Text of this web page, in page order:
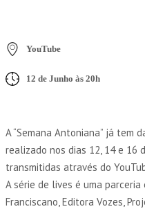
YouTube
12 de Junho às 20h
A “Semana Antoniana” já tem
realizado nos dias 12, 14 e 16
transmitidas através do
A série de lives é uma
Franciscano, Editora Vozes,